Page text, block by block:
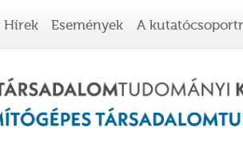
Hírek Események A